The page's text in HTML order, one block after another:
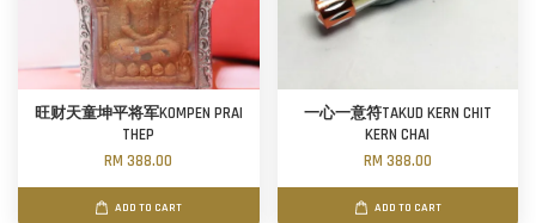
旺财天童坤平将军KOMPEN PRAI
THEP
RM 388.00
ADD TO CART
一心一意符TAKUD KERN CHIT
KERN CHAI
RM 388.00
ADD TO CART